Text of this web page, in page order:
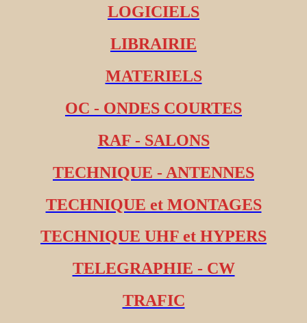
LOGICIELS
LIBRAIRIE
MATERIELS
OC - ONDES COURTES
RAF - SALONS
TECHNIQUE - ANTENNES
TECHNIQUE et MONTAGES
TECHNIQUE UHF et HYPERS
TELEGRAPHIE - CW
TRAFIC